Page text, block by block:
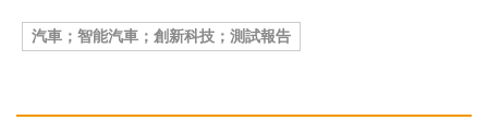
汽車；智能汽車；創新科技；測試報告